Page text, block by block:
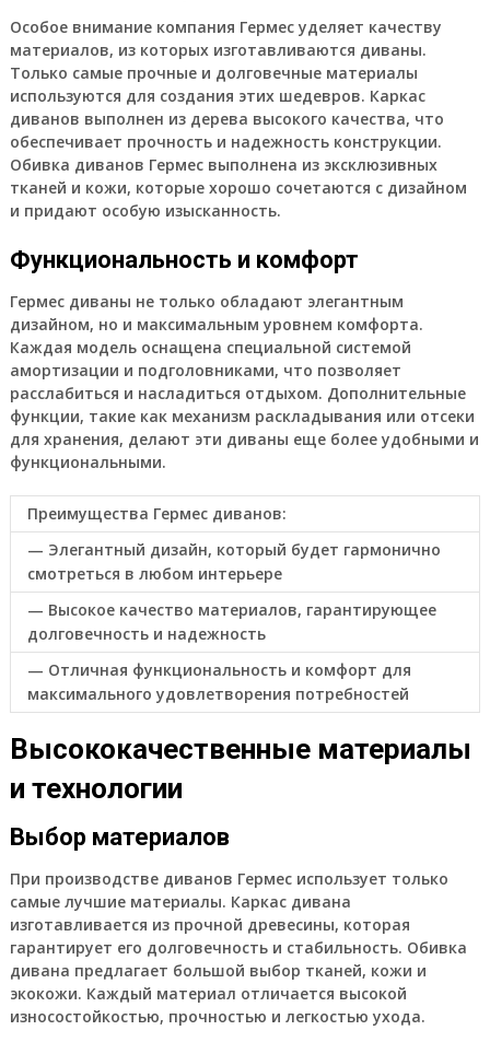
Особое внимание компания Гермес уделяет качеству
материалов, из которых изготавливаются диваны.
Только самые прочные и долговечные материалы
используются для создания этих шедевров. Каркас
диванов выполнен из дерева высокого качества, что
обеспечивает прочность и надежность конструкции.
Обивка диванов Гермес выполнена из эксклюзивных
тканей и кожи, которые хорошо сочетаются с дизайном
и придают особую изысканность.
Функциональность и комфорт
Гермес диваны не только обладают элегантным
дизайном, но и максимальным уровнем комфорта.
Каждая модель оснащена специальной системой
амортизации и подголовниками, что позволяет
расслабиться и насладиться отдыхом. Дополнительные
функции, такие как механизм раскладывания или отсеки
для хранения, делают эти диваны еще более удобными и
функциональными.
Преимущества Гермес диванов:
— Элегантный дизайн, который будет гармонично
смотреться в любом интерьере
— Высокое качество материалов, гарантирующее
долговечность и надежность
— Отличная функциональность и комфорт для
максимального удовлетворения потребностей
Высококачественные материалы
и технологии
Выбор материалов
При производстве диванов Гермес использует только
самые лучшие материалы. Каркас дивана
изготавливается из прочной древесины, которая
гарантирует его долговечность и стабильность. Обивка
дивана предлагает большой выбор тканей, кожи и
экокожи. Каждый материал отличается высокой
износостойкостью, прочностью и легкостью ухода.